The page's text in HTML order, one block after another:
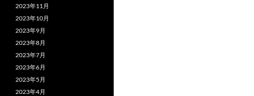
2023年11月
2023年10月
2023年9月
2023年8月
2023年7月
2023年6月
2023年5月
2023年4月